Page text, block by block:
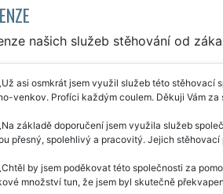
našich služeb stěhování od
Už asi osmkrát jsem využil služeb této stěhovací
venkov. Profíci každým coulem. Děkuji Vám
Na základě doporučení jsem využila služeb
přesný, spolehlivý a pracovitý. Jejich stěhovací
Chtěl by jsem poděkovat této společnosti za
množství tun, že jsem byl skutečně